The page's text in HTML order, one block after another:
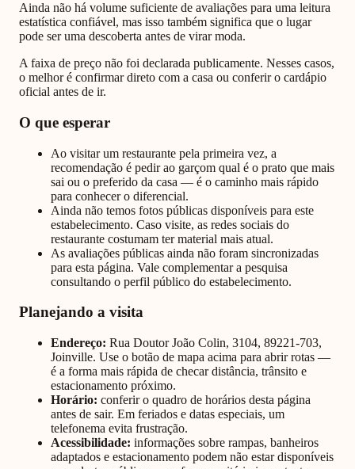
Ainda não há volume suficiente de avaliações para uma leitura
estatística confiável, mas isso também significa que o lugar
pode ser uma descoberta antes de virar moda.
A faixa de preço não foi declarada publicamente. Nesses casos,
o melhor é confirmar direto com a casa ou conferir o cardápio
oficial antes de ir.
O que esperar
Ao visitar um restaurante pela primeira vez, a
recomendação é pedir ao garçom qual é o prato que mais
sai ou o preferido da casa — é o caminho mais rápido
para conhecer o diferencial.
Ainda não temos fotos públicas disponíveis para este
estabelecimento. Caso visite, as redes sociais do
restaurante costumam ter material mais atual.
As avaliações públicas ainda não foram sincronizadas
para esta página. Vale complementar a pesquisa
consultando o perfil público do estabelecimento.
Planejando a visita
Endereço: Rua Doutor João Colin, 3104, 89221-703,
Joinville. Use o botão de mapa acima para abrir rotas —
é a forma mais rápida de checar distância, trânsito e
estacionamento próximo.
Horário: conferir o quadro de horários desta página
antes de sair. Em feriados e datas especiais, um
telefonema evita frustração.
Acessibilidade: informações sobre rampas, banheiros
adaptados e estacionamento podem não estar disponíveis